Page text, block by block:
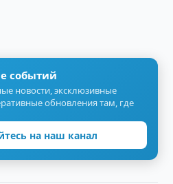
событий
новости, эксклюзивные
обновления там, где
на наш канал